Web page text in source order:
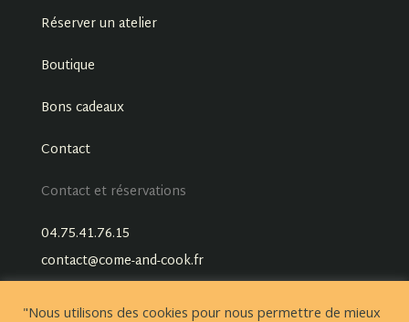
Réserver un atelier
Boutique
Bons cadeaux
Contact
Contact et réservations
04.75.41.76.15
contact@come-and-cook.fr
"Nous utilisons des cookies pour nous permettre de mieux